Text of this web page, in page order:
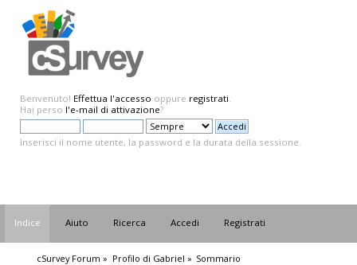
Benvenuto! Effettua l'accesso oppure registrati.
Hai perso l'e-mail di attivazione?
Inserisci il nome utente, la password e la durata della sessione.
Indice Aiuto Ricerca Accedi Registrati
cSurvey Forum » Profilo di Gabriel » Sommario